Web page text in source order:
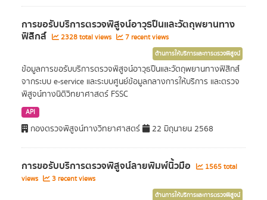
การขอรับบริการตรวจพิสูจน์อาวุธปืนและวัตถุพยานทาง
ฟิสิกส์ 2328 total views 7 recent views
ด้านการให้บริการและการตรวจพิสูจน์
ข้อมูลการขอรับบริการตรวจพิสูจน์อาวุธปืนและวัตถุพยานทางฟิสิกส์
จากระบบ e-service และระบบศูนย์ข้อมูลกลางการให้บริการ และตรวจ
พิสูจน์ทางนิติวิทยาศาสตร์ FSSC
API
กองตรวจพิสูจน์ทางวิทยาศาสตร์ 22 มิถุนายน 2568
การขอรับบริการตรวจพิสูจน์ลายพิมพ์นิ้วมือ
1565 total
views
3 recent views
ด้านการให้บริการและการตรวจพิสูจน์